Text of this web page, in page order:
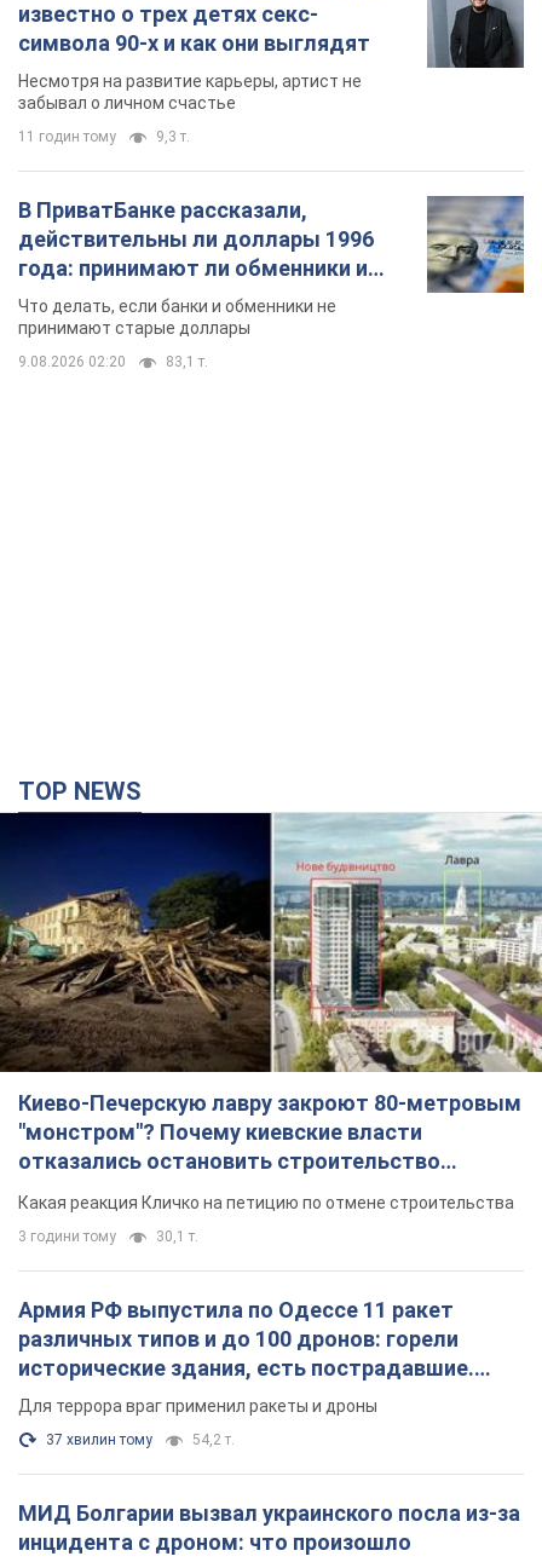
известно о трех детях секс-
символа 90-х и как они выглядят
Несмотря на развитие карьеры, артист не
забывал о личном счастье
11 годин тому 9,3 т.
В ПриватБанке рассказали,
действительны ли доллары 1996
года: принимают ли обменники и
банки такие купюры
Что делать, если банки и обменники не
принимают старые доллары
9.08.2026 02:20 83,1 т.
TOP NEWS
Киево-Печерскую лавру закроют 80-метровым
"монстром"? Почему киевские власти
отказались остановить строительство
небоскреба "московского верующего"
Какая реакция Кличко на петицию по отмене строительства
3 години тому 30,1 т.
Армия РФ выпустила по Одессе 11 ракет
различных типов и до 100 дронов: горели
исторические здания, есть пострадавшие.
Фото и видео
Для террора враг применил ракеты и дроны
37 хвилин тому 54,2 т.
МИД Болгарии вызвал украинского посла из-за
инцидента с дроном: что произошло